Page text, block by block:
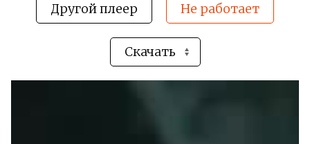
Другой плеер Не работает